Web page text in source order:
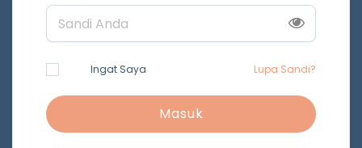
Ingat Saya Lupa Sandi?
Masuk